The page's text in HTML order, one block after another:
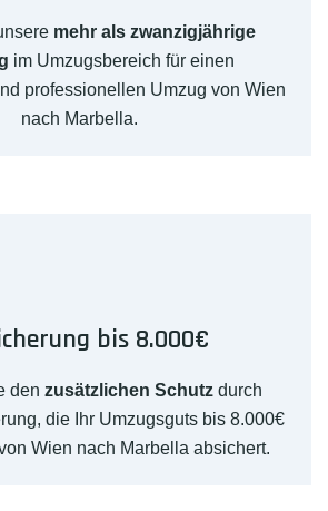
mehr als zwanzigjährige
im Umzugsbereich für einen
professionellen Umzug von Wien
nach Marbella.
bis 8.000€
den zusätzlichen Schutz durch
die Ihr Umzugsguts bis 8.000€
Wien nach Marbella absichert.